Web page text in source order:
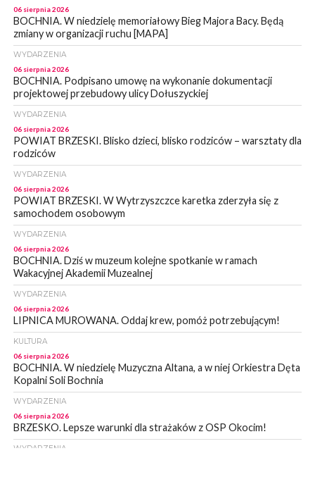
06 sierpnia 2026
BOCHNIA. W niedzielę memoriałowy Bieg Majora Bacy. Będą
zmiany w organizacji ruchu [MAPA]
WYDARZENIA
06 sierpnia 2026
BOCHNIA. Podpisano umowę na wykonanie dokumentacji
projektowej przebudowy ulicy Dołuszyckiej
WYDARZENIA
06 sierpnia 2026
POWIAT BRZESKI. Blisko dzieci, blisko rodziców – warsztaty dla
rodziców
WYDARZENIA
06 sierpnia 2026
POWIAT BRZESKI. W Wytrzyszczce karetka zderzyła się z
samochodem osobowym
WYDARZENIA
06 sierpnia 2026
BOCHNIA. Dziś w muzeum kolejne spotkanie w ramach
Wakacyjnej Akademii Muzealnej
WYDARZENIA
06 sierpnia 2026
LIPNICA MUROWANA. Oddaj krew, pomóż potrzebującym!
KULTURA
06 sierpnia 2026
BOCHNIA. W niedzielę Muzyczna Altana, a w niej Orkiestra Dęta
Kopalni Soli Bochnia
WYDARZENIA
06 sierpnia 2026
BRZESKO. Lepsze warunki dla strażaków z OSP Okocim!
WYDARZENIA